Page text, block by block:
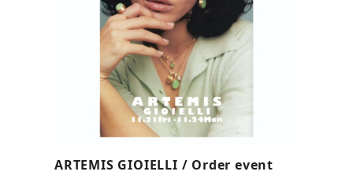
ARTEMIS GIOIELLI / Order event